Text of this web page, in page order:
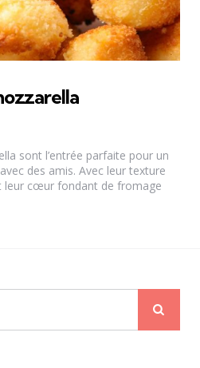
sont l’entrée parfaite pour un
des amis. Avec leur texture
leur cœur fondant de fromage